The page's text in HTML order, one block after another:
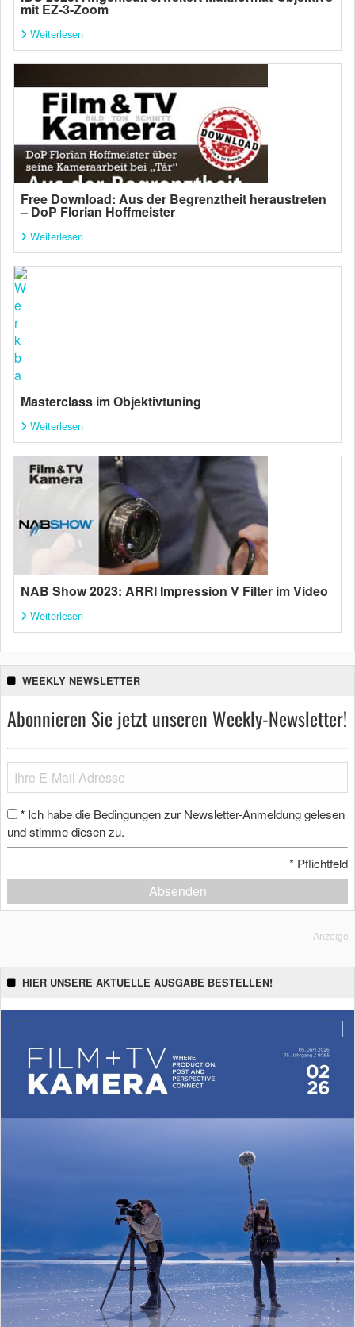
mit EZ-3-Zoom
Weiterlesen
Free Download: Aus der Begrenztheit heraustreten
– DoP Florian Hoffmeister
Weiterlesen
Masterclass im Objektivtuning
Weiterlesen
NAB Show 2023: ARRI Impression V Filter im Video
Weiterlesen
WEEKLY NEWSLETTER
Abonnieren Sie jetzt unseren Weekly-Newsletter!
* Ich habe die Bedingungen zur Newsletter-Anmeldung gelesen
und stimme diesen zu.
* Pflichtfeld
Absenden
Anzeige
HIER UNSERE AKTUELLE AUSGABE BESTELLEN!